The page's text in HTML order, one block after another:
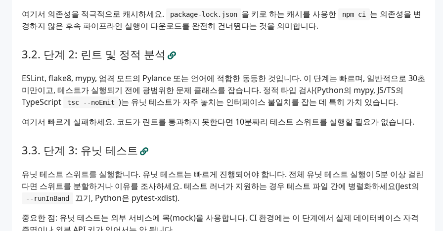
여기서 의존성을 적극적으로 캐시하세요.
package-lock.json 을 키로 하는 캐시를 사용한 npm ci
는 의존성을 변
경하지 않은 후속 파이프라인 실행이 다운로드를 완전히 건너뛴다는 것을 의미합니다.
단계 2: 린트 및 정적 분석
ESLint, flake8, mypy, 엄격 모드의 Pylance 또는 언어에 적합한 동등한 것입니다. 이 단계는 빠르며, 일반적으로 30초
미만이고, 테스트가 실행되기 전에 광범위한 문제 클래스를 잡습니다. 정적 타입 검사(Python의 mypy, JS/TS의
TypeScript
tsc --noEmit )는 유닛 테스트가 자주 놓치는 인터페이스 불일치를 잡는 데 특히 가치 있습니다.
여기서 빠르게 실패하세요. 코드가 린트를 통과하지 못한다면 10분짜리 테스트 스위트를 실행할 필요가 없습니다.
단계 3: 유닛 테스트
유닛 테스트 스위트를 실행합니다. 유닛 테스트는 빠르게 진행되어야 합니다. 전체 유닛 테스트 실행이 5분 이상 걸린
다면 스위트를 분할하거나 이유를 조사하세요. 테스트 러너가 지원하는 경우 테스트 파일 간에 병렬화하세요(Jest의
--runInBand
끄기, Python은 pytest-xdist).
중요한 점: 유닛 테스트는 외부 서비스에 목(mock)을 사용합니다. CI 환경에는 이 단계에서 실제 데이터베이스 자격